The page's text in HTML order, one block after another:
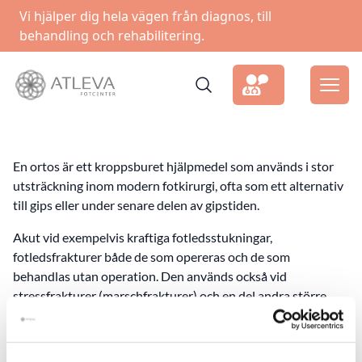
Vi hjälper dig hela vägen från diagnos, till
behandling och rehabilitering.
En ortos är ett kroppsburet hjälpmedel som används i stor
utsträckning inom modern fotkirurgi, ofta som ett alternativ
till gips eller under senare delen av gipstiden.
Akut vid exempelvis kraftiga fotledsstukningar,
fotledsfrakturer både de som opereras och de som
behandlas utan operation. Den används också vid
stressfrakturer (marschfrakturer) och en del andra större
inflammationer och smärttillstånd.
Efter planerad operation av exempelvis senor, efter